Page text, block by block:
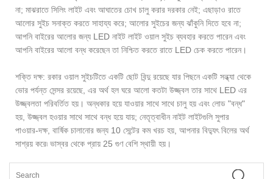
না; মাঝরাতে সিলিং লাইট এবং আঘাতের চোখ চালু করার দরকার নেই; এছাড়াও রাতে
আলোর সুইচ সনাক্ত করতে সাহায্য করে; আলোর সুইচের জন্য ঝাঁকুনি দিতে হবে না;
আপনি বাইরের আলোর জন্য LED নাইট লাইট ওয়াল সুইচ ব্যবহার করতে পারেন এবং
আপনি বাইরের আলো বন্ধ করেছেন তা নিশ্চিত করতে রাতে LED চেক করতে পারেন।
শক্তি দক্ষ: রকার ওয়াল সুইচটিতে একটি ছোট বিন্দু রয়েছে যার পিছনে একটি সন্ধ্যা থেকে
ভোর পর্যন্ত সেন্সর রয়েছে, এর অর্থ হল ঘরে আলো কতটা উজ্জ্বল তার সাথে LED এর
উজ্জ্বলতা পরিবর্তিত হয়। অন্ধকার হয়ে যাওয়ার সাথে সাথে চালু হয় এবং লোড "বন্ধ"
হয়, উজ্জ্বল হওয়ার সাথে সাথে বন্ধ হয়ে যায়; নেতৃত্বাধীন নাইট লাইটগুলি সুপার
পাওয়ার-দক্ষ, বার্ষিক চালানোর জন্য 10 সেন্টের কম খরচ হয়, আপনার বিদ্যুৎ বিলের অর্থ
সাশ্রয় করে৷ ভাস্বর থেকে প্রায় 25 গুণ বেশি স্থায়ী হয়।